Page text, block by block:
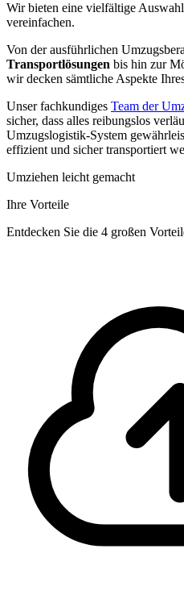
Wir bieten eine vielfältige
vereinfachen.
Von der ausführlichen
Transportlösungen bis hin zur
wir decken sämtliche Aspekte
Unser fachkundiges Team der
sicher, dass alles reibungslos
Umzugslogistik-System
effizient und sicher transportiert
Umziehen leicht gemacht
Ihre Vorteile
Entdecken Sie die 4 großen